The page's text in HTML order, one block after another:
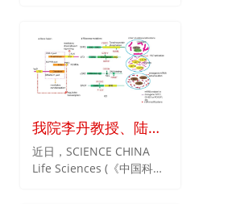
iGEMer Community，
CCiC）在西交利物浦大学
举办。
我院李丹教授、陆青
副教授与多位专家联
合撰写“生物大分子凝
近日，SCIENCE CHINA
Life Sciences (《中国科